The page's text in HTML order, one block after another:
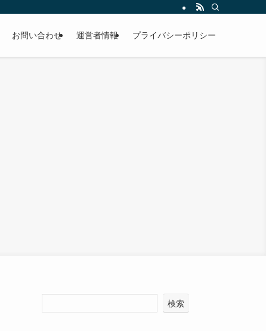
お問い合わせ 運営者情報 プライバシーポリシー
検索